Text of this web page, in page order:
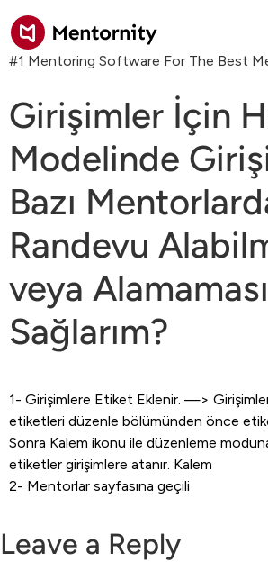
#1 Mentoring Software For The Best
Girişimler İçin
Modelinde
Bazı
Randevu
veya
Sağlarım?
1- Girişimlere Etiket Eklenir. —>
etiketleri düzenle bölümünden önce
Sonra Kalem ikonu ile düzenleme
etiketler girişimlere atanır. Kalem
2- Mentorlar sayfasına geçili
Leave a Reply